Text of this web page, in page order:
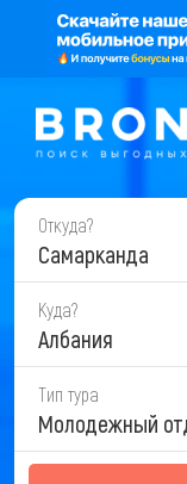
Откуда?
Самарканда
Куда?
Албания
Тип тура
Молодежный